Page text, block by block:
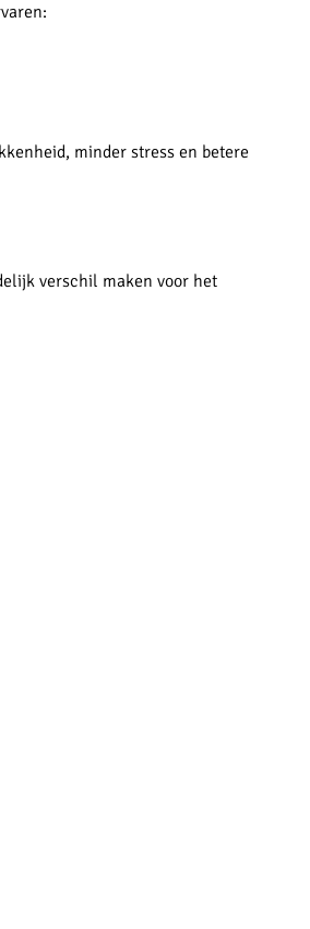
minder stress en betere
verschil maken voor het